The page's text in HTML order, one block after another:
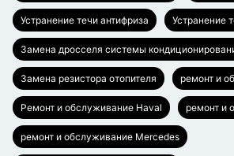
Устранение течи антифриза Устранение
Замена дросселя системы
Замена резистора отопителя ремонт и
Ремонт и обслуживание Haval ремонт и
ремонт и обслуживание Mercedes